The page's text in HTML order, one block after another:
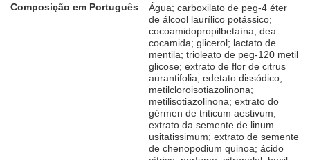
Composição em Português
Água; carboxilato de peg-4 éter
de álcool laurílico potássico;
cocoamidopropilbetaína; dea
cocamida; glicerol; lactato de
mentila; trioleato de peg-120 metil
glicose; extrato de flor de citrus
aurantifolia; edetato dissódico;
metilcloroisotiazolinona;
metilisotiazolinona; extrato do
gérmen de triticum aestivum;
extrato da semente de linum
usitatissimum; extrato de semente
de chenopodium quinoa; ácido